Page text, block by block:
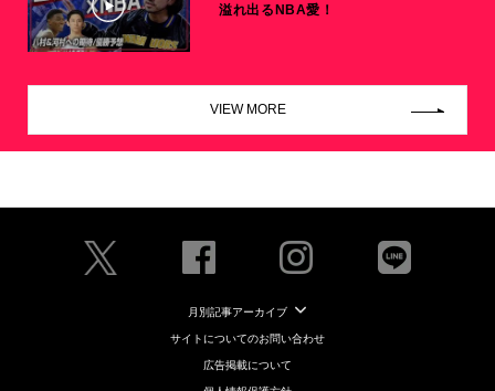
溢れ出るNBA愛！
VIEW MORE
月別記事アーカイブ
サイトについてのお問い合わせ
広告掲載について